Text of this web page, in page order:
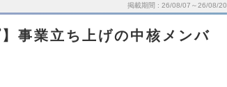
掲載期間 26/08/07～26/08/20
事業立ち上げの中核メンバ